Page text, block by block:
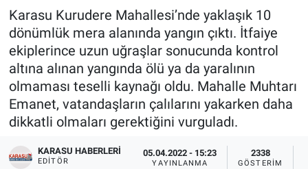
Karasu Kurudere Mahallesi’nde yaklaşık 10
dönümlük mera alanında yangın çıktı. İtfaiye
ekiplerince uzun uğraşlar sonucunda kontrol
altına alınan yangında ölü ya da yaralının
olmaması teselli kaynağı oldu. Mahalle Muhtarı
Emanet, vatandaşların çalılarını yakarken daha
dikkatli olmaları gerektiğini vurguladı.
KARASU HABERLERI
EDITÖR
05.04.2022 - 15:23
YAYINLANMA
2338
GÖSTERIM